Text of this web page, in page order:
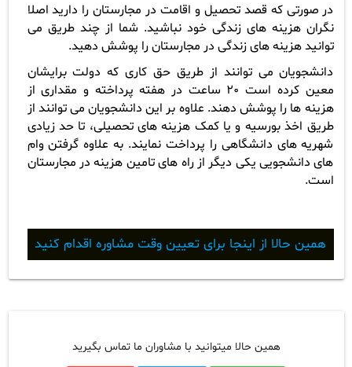
در صورتی که قصد تحصیل و اقامت در مجارستان را دارید اصلا
نگران هزینه های زندگی خود نباشید. شما از چند طریق می
توانید هزینه های زندگی در مجارستان را پوشش دهید.
دانشجویان می توانند از طریق حق کاری که دولت برایشان
معین کرده است 20 ساعت در هفته پرداخته و مقداری از
هزینه ها را پوشش دهند. علاوه بر این دانشجویان می توانند از
طریق اخذ بورسیه و یا کمک هزینه های تحصیلی، تا حد زیادی
شهریه های دانشگاهی را پرداخت نمایند. به علاوه گرفتن وام
های دانشجویی یکی دیگر از راه های تامین هزینه در مجارستان
است.
همین حالا از اینجا برای تعیین وقت مشاوره اقدام کنید
همین حالا میتوانید با مشاوران ما تماس بگیرید